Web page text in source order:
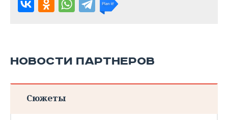
НОВОСТИ ПАРТНЕРОВ
Сюжеты